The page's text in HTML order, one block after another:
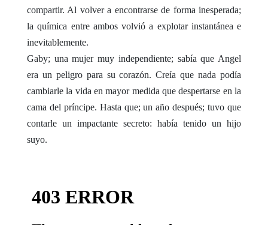
compartir. Al volver a encontrarse de forma inesperada;
la química entre ambos volvió a explotar instantánea e
inevitablemente.
Gaby; una mujer muy independiente; sabía que Angel
era un peligro para su corazón. Creía que nada podía
cambiarle la vida en mayor medida que despertarse en la
cama del príncipe. Hasta que; un año después; tuvo que
contarle un impactante secreto: había tenido un hijo
suyo.